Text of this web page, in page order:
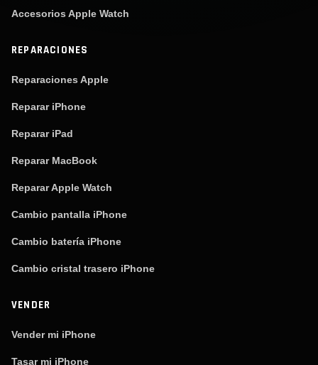
Accesorios Apple Watch
REPARACIONES
Reparaciones Apple
Reparar iPhone
Reparar iPad
Reparar MacBook
Reparar Apple Watch
Cambio pantalla iPhone
Cambio batería iPhone
Cambio cristal trasero iPhone
VENDER
Vender mi iPhone
Tasar mi iPhone